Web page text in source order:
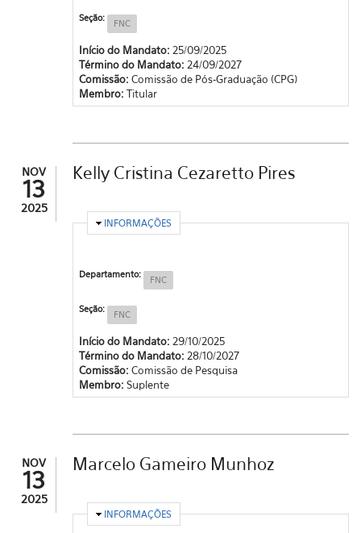
Seção: FNC
Início do Mandato: 25/09/2025
Término do Mandato: 24/09/2027
Comissão: Comissão de Pós-Graduação (CPG)
Membro: Titular
NOV
13
2025
Kelly Cristina Cezaretto Pires
OCULTAR
INFORMAÇÕES
Departamento: FNC
Seção: FNC
Início do Mandato: 29/10/2025
Término do Mandato: 28/10/2027
Comissão: Comissão de Pesquisa
Membro: Suplente
NOV
13
2025
Marcelo Gameiro Munhoz
OCULTAR
INFORMAÇÕES